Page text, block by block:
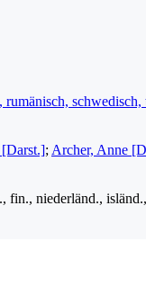
; Archer, Anne
niederländ.,